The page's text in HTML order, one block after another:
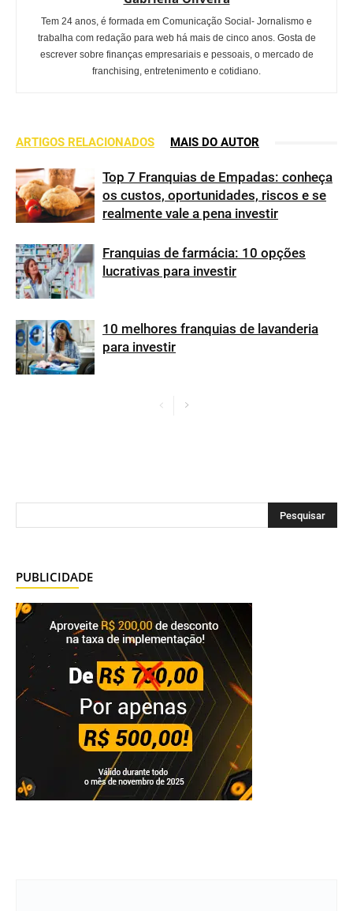
Tem 24 anos, é formada em Comunicação Social- Jornalismo e
trabalha com redação para web há mais de cinco anos. Gosta de
escrever sobre finanças empresariais e pessoais, o mercado de
franchising, entretenimento e cotidiano.
ARTIGOS RELACIONADOS MAIS DO AUTOR
Top 7 Franquias de Empadas: conheça
os custos, oportunidades, riscos e se
realmente vale a pena investir
Franquias de farmácia: 10 opções
lucrativas para investir
10 melhores franquias de lavanderia
para investir
PUBLICIDADE